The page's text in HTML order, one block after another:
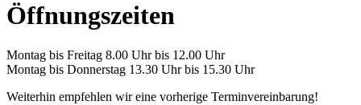
Öffnungszeiten
Montag bis Freitag 8.00 Uhr bis 12.00 Uhr
Montag bis Donnerstag 13.30 Uhr bis 15.30 Uhr
Weiterhin empfehlen wir eine vorherige Terminvereinbarung!